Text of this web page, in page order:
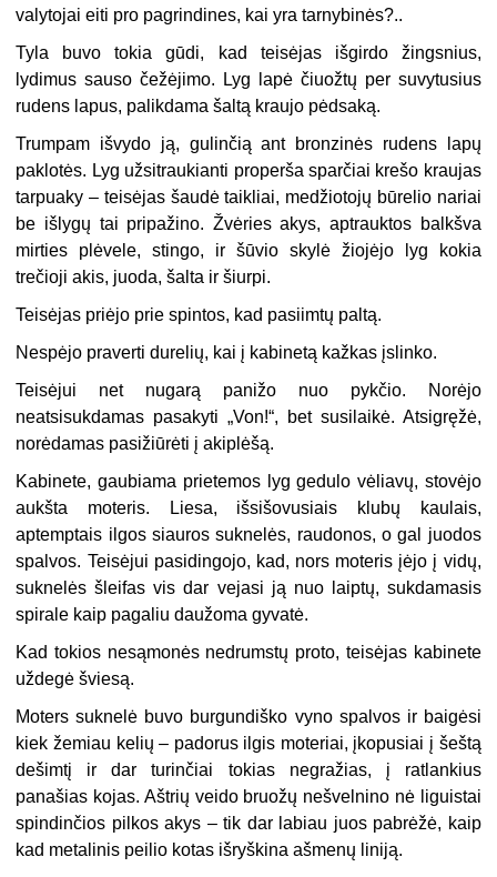
valytojai eiti pro pagrindines, kai yra tarnybinės?..
Tyla buvo tokia gūdi, kad teisėjas išgirdo žingsnius,
lydimus sauso čežėjimo. Lyg lapė čiuožtų per suvytusius
rudens lapus, palikdama šaltą kraujo pėdsaką.
Trumpam išvydo ją, gulinčią ant bronzinės rudens lapų
paklotės. Lyg užsitraukianti properša sparčiai krešo kraujas
tarpuaky – teisėjas šaudė taikliai, medžiotojų būrelio nariai
be išlygų tai pripažino. Žvėries akys, aptrauktos balkšva
mirties plėvele, stingo, ir šūvio skylė žiojėjo lyg kokia
trečioji akis, juoda, šalta ir šiurpi.
Teisėjas priėjo prie spintos, kad pasiimtų paltą.
Nespėjo praverti durelių, kai į kabinetą kažkas įslinko.
Teisėjui net nugarą panižo nuo pykčio. Norėjo
neatsisukdamas pasakyti „Von!“, bet susilaikė. Atsigręžė,
norėdamas pasižiūrėti į akiplėšą.
Kabinete, gaubiama prietemos lyg gedulo vėliavų, stovėjo
aukšta moteris. Liesa, išsišovusiais klubų kaulais,
aptemptais ilgos siauros suknelės, raudonos, o gal juodos
spalvos. Teisėjui pasidingojo, kad, nors moteris įėjo į vidų,
suknelės šleifas vis dar vejasi ją nuo laiptų, sukdamasis
spirale kaip pagaliu daužoma gyvatė.
Kad tokios nesąmonės nedrumstų proto, teisėjas kabinete
uždegė šviesą.
Moters suknelė buvo burgundiško vyno spalvos ir baigėsi
kiek žemiau kelių – padorus ilgis moteriai, įkopusiai į šeštą
dešimtį ir dar turinčiai tokias negražias, į ratlankius
panašias kojas. Aštrių veido bruožų nešvelnino nė liguistai
spindinčios pilkos akys – tik dar labiau juos pabrėžė, kaip
kad metalinis peilio kotas išryškina ašmenų liniją.